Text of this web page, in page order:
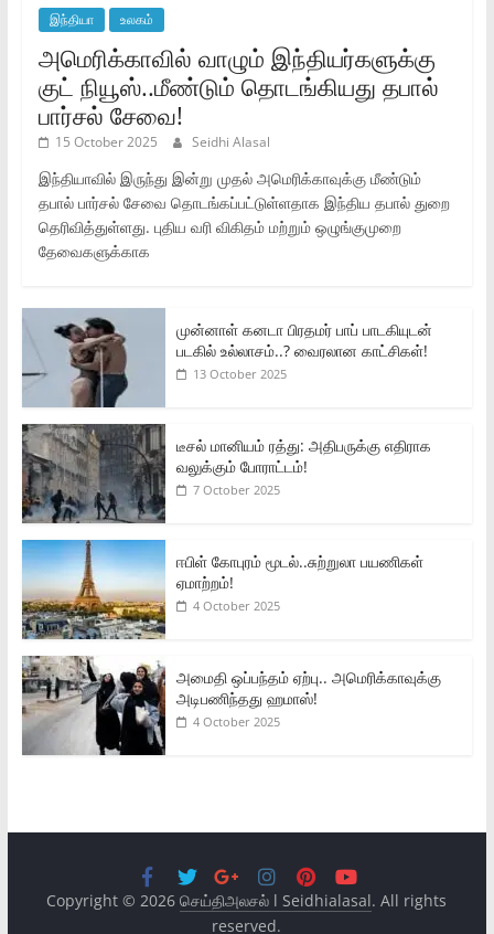
இந்தியா உலகம்
அமெரிக்காவில் வாழும் இந்தியர்களுக்கு
குட் நியூஸ்..மீண்டும் தொடங்கியது தபால்
பார்சல் சேவை!
15 October 2025 Seidhi Alasal
இந்தியாவில் இருந்து இன்று முதல் அமெரிக்காவுக்கு மீண்டும்
தபால் பார்சல் சேவை தொடங்கப்பட்டுள்ளதாக இந்திய தபால் துறை
தெரிவித்துள்ளது. புதிய வரி விகிதம் மற்றும் ஒழுங்குமுறை
தேவைகளுக்காக
முன்னாள் கனடா பிரதமர் பாப் பாடகியுடன்
படகில் உல்லாசம்..? வைரலான காட்சிகள்!
13 October 2025
டீசல் மானியம் ரத்து: அதிபருக்கு எதிராக
வலுக்கும் போராட்டம்!
7 October 2025
ஈபிள் கோபுரம் மூடல்..சுற்றுலா பயணிகள்
ஏமாற்றம்!
4 October 2025
அமைதி ஒப்பந்தம் ஏற்பு.. அமெரிக்காவுக்கு
அடிபணிந்தது ஹமாஸ்!
4 October 2025
Copyright © 2026செய்திஅலசல் l Seidhialasal. All rights
reserved.